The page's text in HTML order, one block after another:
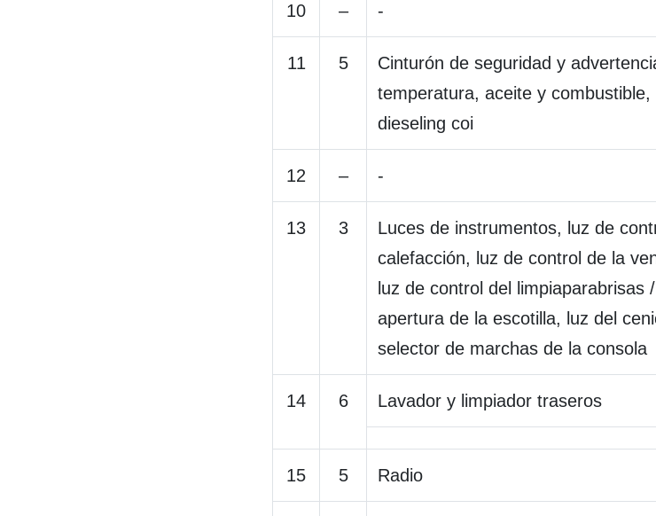
10 – -
11 5
Cinturón de seguridad y
temperatura, aceite y
dieseling coi
12 – -
13 3
Luces de instrumentos, luz de
calefacción, luz de control de la
luz de control del
apertura de la escotilla, luz del
selector de marchas de la consola
14 6 Lavador y limpiador traseros
15 5 Radio